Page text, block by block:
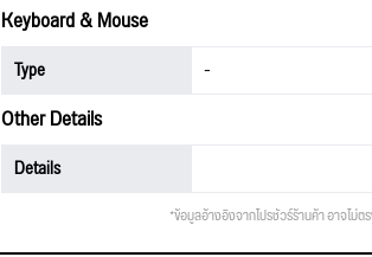
Keyboard & Mouse
Type -
Other Details
Details
*ข้อมูลอ้างอิงจากโปรชัวร์ร้านค้า อาจไม่